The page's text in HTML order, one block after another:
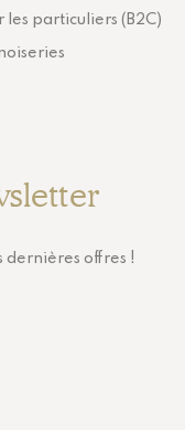
les particuliers (B2C)
dernières offres !